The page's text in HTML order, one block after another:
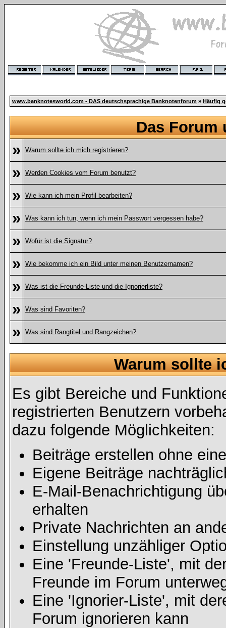
www.banknotesworld.com - DAS deutschsprachige Banknotenforum » Häufig
Das Forum
»
Warum sollte ich mich registrieren?
» Werden Cookies vom Forum benutzt?
» Wie kann ich mein Profil bearbeiten?
» Was kann ich tun, wenn ich mein Passwort vergessen habe?
» Wofür ist die Signatur?
» Wie bekomme ich ein Bild unter meinen Benutzernamen?
» Was ist die Freunde-Liste und die Ignorierliste?
» Was sind Favoriten?
» Was sind Rangtitel und Rangzeichen?
Warum sollte
Es gibt Bereiche und
registrierten Benutzern
dazu folgende Möglichkeiten:
Beiträge erstellen ohne
Eigene Beiträge
E-Mail-Benachrichtigung
erhalten
Private Nachrichten an
Einstellung unzähliger
Eine 'Freunde-Liste', mit
Freunde im Forum
Eine 'Ignorier-Liste', mit
Forum ignorieren kann